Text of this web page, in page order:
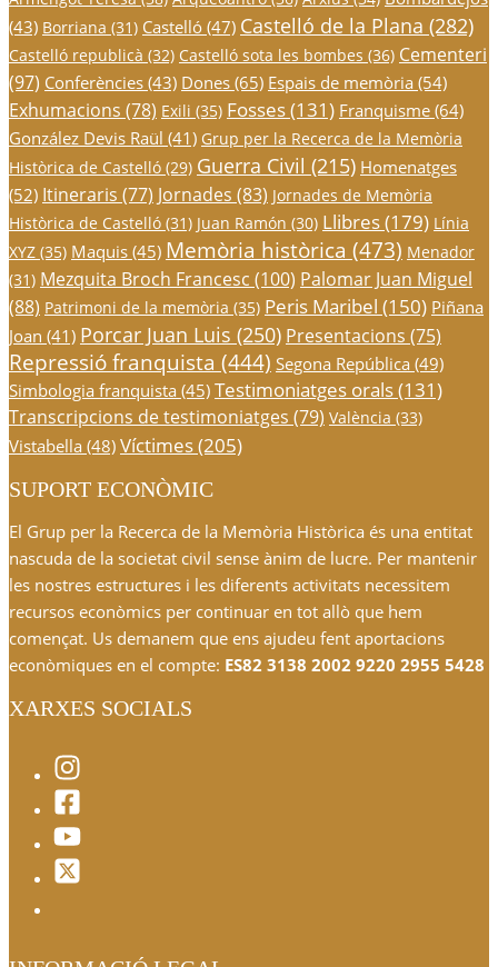
(43) Borriana (31) Castelló (47) Castelló de la Plana (282)
Castelló republicà (32) Castelló sota les bombes (36) Cementeri
(97) Conferències (43) Dones(65) Espais de memòria (54)
Exhumacions (78) Exili (35) Fosses(131) Franquisme(64)
González Devis Raül (41) Grup per la Recerca de la Memòria
Històrica de Castelló (29) Guerra Civil (215) Homenatges
(52) Itineraris (77) Jornades (83) Jornades de Memòria
Històrica de Castelló (31) Juan Ramón (30) Llibres(179) Línia
XYZ (35) Maquis (45) Memòria històrica (473) Menador
(31) Mezquita Broch Francesc (100) Palomar Juan Miguel
(88) Patrimoni de la memòria (35) Peris Maribel (150) Piñana
Joan (41) Porcar Juan Luis (250) Presentacions (75)
Repressió franquista (444) Segona República (49)
Simbologia franquista (45) Testimoniatges orals(131)
Transcripcions de testimoniatges (79) València (33)
Vistabella (48) Víctimes(205)
SUPORT ECONÒMIC
El Grup per la Recerca de la Memòria Històrica és una entitat
nascuda de la societat civil sense ànim de lucre. Per mantenir
les nostres estructures i les diferents activitats necessitem
recursos econòmics per continuar en tot allò que hem
començat. Us demanem que ens ajudeu fent aportacions
econòmiques en el compte: ES82 3138 2002 9220 2955 5428
XARXES SOCIALS